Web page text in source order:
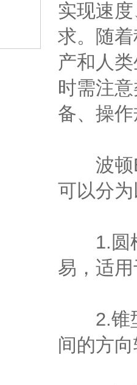
实现速
求。随
产和人
时需注
备、操
波顿
可以分
1.圆柱
易，适
2.锥型
间的方